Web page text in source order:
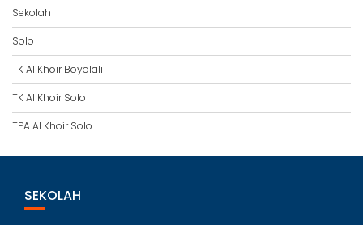
Sekolah
Solo
TK Al Khoir Boyolali
TK Al Khoir Solo
TPA Al Khoir Solo
SEKOLAH